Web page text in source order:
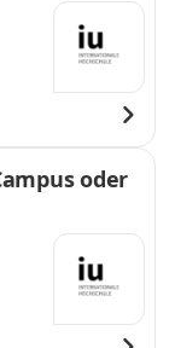
oder